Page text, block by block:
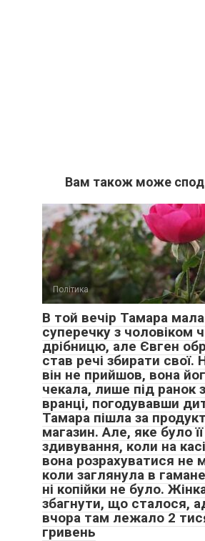
Вам також може
Політика
В той вечір Тамара
суперечку з чоловіком
дрібницю, але Євген
став речі збирати свої.
він не прийшов, вона
чекала, лише під ранок
вранці, погодувавши
Тамара пішла за
магазин. Але, яке було її
здивування, коли на
вона розрахуватися не
коли заглянула в
ні копійки не було.
збагнути, що сталося,
вчора там лежало 2
гривень